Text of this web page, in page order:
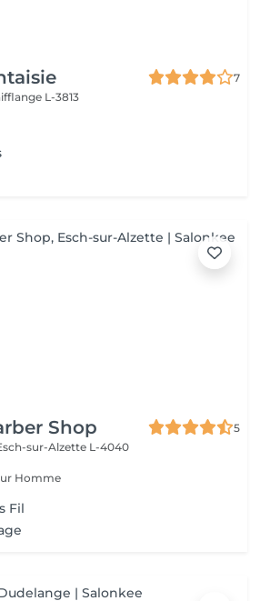
7
L-3813
Shop
5
sur-Alzette L-4040
Homme
Fil